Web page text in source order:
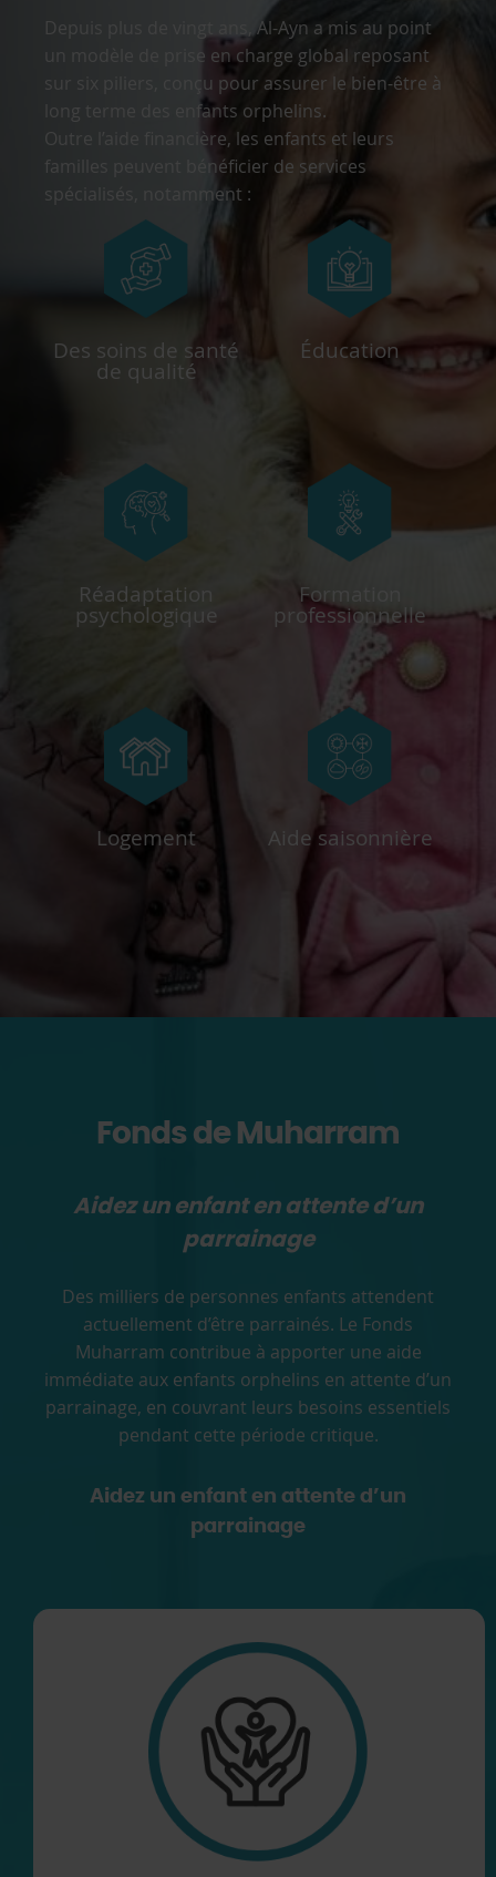
Depuis plus de vingt ans, Al-Ayn a mis au point
un modèle de prise en charge global reposant
sur six piliers, conçu pour assurer le bien-être à
long terme des enfants orphelins.
Outre l’aide financière, les enfants et leurs
familles peuvent bénéficier de services
spécialisés, notamment :
Des soins de santé
de qualité
Éducation
Réadaptation
psychologique
Formation
professionnelle
Logement Aide saisonnière
Fonds de Muharram
Aidez un enfant en attente d’un
parrainage
Des milliers de personnes enfants attendent
actuellement d’être parrainés. Le Fonds
Muharram contribue à apporter une aide
immédiate aux enfants orphelins en attente d’un
parrainage, en couvrant leurs besoins essentiels
pendant cette période critique.
Aidez un enfant en attente d’un
parrainage